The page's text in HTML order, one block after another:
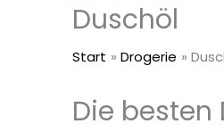
Duschöl
Start Drogerie
Die